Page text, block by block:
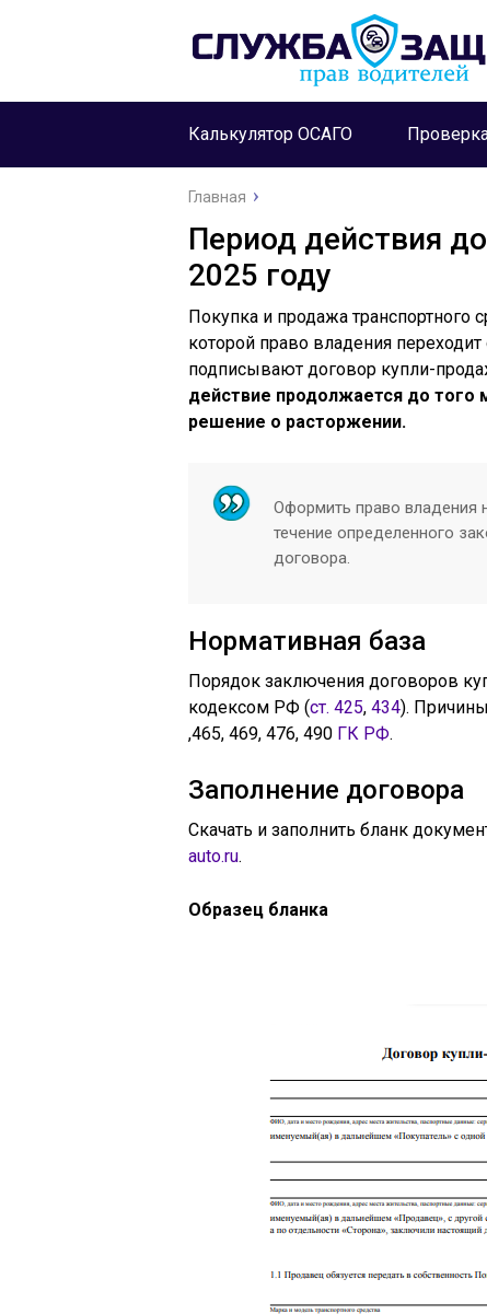
Калькулятор ОСАГО
Главная
Период действия
2025 году
Покупка и продажа транспортного
которой право владения
подписывают договор купли-
действие продолжается до того
решение о расторжении.
Оформить право владения
течение определенного
договора.
Нормативная база
Порядок заключения договоров
кодексом РФ (ст. 425, 434).
,465, 469, 476, 490 ГК РФ.
Заполнение договора
Скачать и заполнить бланк
auto.ru.
Образец бланка